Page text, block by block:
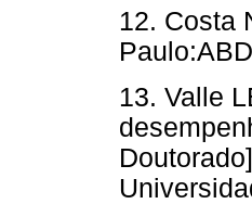
12. Costa
13. Valle